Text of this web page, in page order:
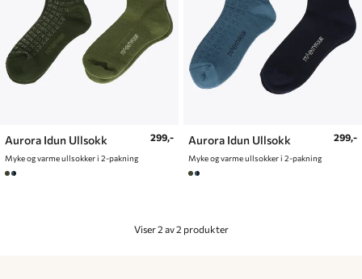
Aurora Idun Ullsokk
Myke og varme ullsokker i 2-pakning
299,- Aurora Idun Ullsokk
Myke og varme ullsokker i 2-pakning
299,-
Viser 2 av 2 produkter